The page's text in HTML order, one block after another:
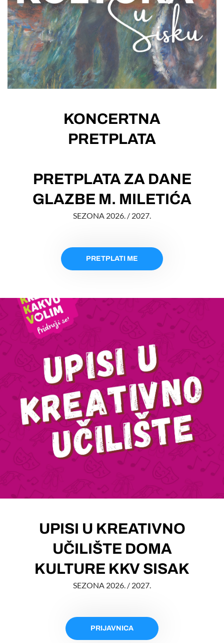
KONCERTNA
PRETPLATA
PRETPLATA ZA DANE
GLAZBE M. MILETIĆA
SEZONA 2026. / 2027.
PRETPLATI ME
PRIJAVI SE!
UPISI U KREATIVNO
UČILIŠTE DOMA
KULTURE KKV SISAK
SEZONA 2026. / 2027.
PRIJAVNICA